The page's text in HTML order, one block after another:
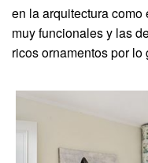
en la arquitectura
muy funcionales y las
ricos ornamentos por lo